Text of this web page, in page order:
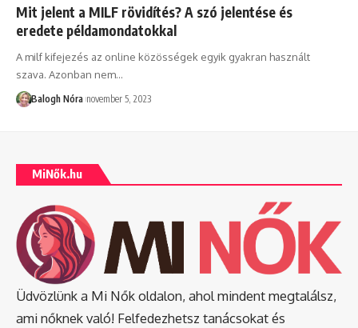
Mit jelent a MILF rövidítés? A szó jelentése és
eredete példamondatokkal
A milf kifejezés az online közösségek egyik gyakran használt
szava. Azonban nem…
Balogh Nóra november 5, 2023
MiNők.hu
Üdvözlünk a Mi Nők oldalon, ahol mindent megtalálsz,
ami nőknek való! Felfedezhetsz tanácsokat és